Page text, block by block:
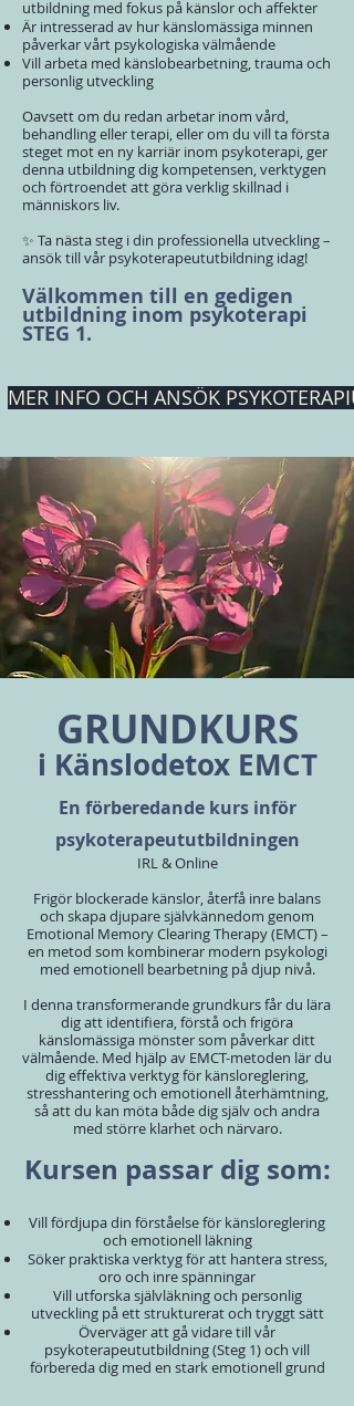
utbildning med fokus på känslor och affekter
Är intresserad av hur känslomässiga minnen
påverkar vårt psykologiska välmående
Vill arbeta med känslobearbetning, trauma och
personlig utveckling
Oavsett om du redan arbetar inom vård,
behandling eller terapi, eller om du vill ta första
steget mot en ny karriär inom psykoterapi, ger
denna utbildning dig kompetensen, verktygen
och förtroendet att göra verklig skillnad i
människors liv.
✨ Ta nästa steg i din professionella utveckling –
ansök till vår psykoterapeututbildning idag!
Välkommen till en gedigen
utbildning inom psykoterapi
STEG 1.
MER INFO OCH ANSÖK
GRUNDKURS
i Känslodetox EMCT
En förberedande kurs inför
psykoterapeututbildningen
IRL & Online
Frigör blockerade känslor, återfå inre balans
och skapa djupare självkännedom genom
Emotional Memory Clearing Therapy (EMCT) –
en metod som kombinerar modern psykologi
med emotionell bearbetning på djup nivå.
I denna transformerande grundkurs får du lära
dig att identifiera, förstå och frigöra
känslomässiga mönster som påverkar ditt
välmående. Med hjälp av EMCT-metoden lär du
dig effektiva verktyg för känsloreglering,
stresshantering och emotionell återhämtning,
så att du kan möta både dig själv och andra
med större klarhet och närvaro.
Kursen passar dig som:
Vill fördjupa din förståelse för känsloreglering
och emotionell läkning
Söker praktiska verktyg för att hantera stress,
oro och inre spänningar
Vill utforska självläkning och personlig
utveckling på ett strukturerat och tryggt sätt
Överväger att gå vidare till vår
psykoterapeututbildning (Steg 1) och vill
förbereda dig med en stark emotionell grund